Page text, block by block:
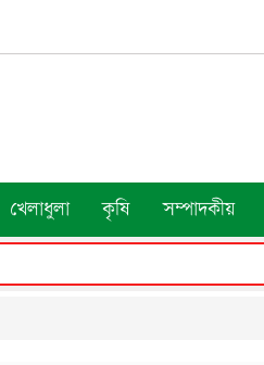
খেলাধুলা কৃষি সম্পাদকীয়